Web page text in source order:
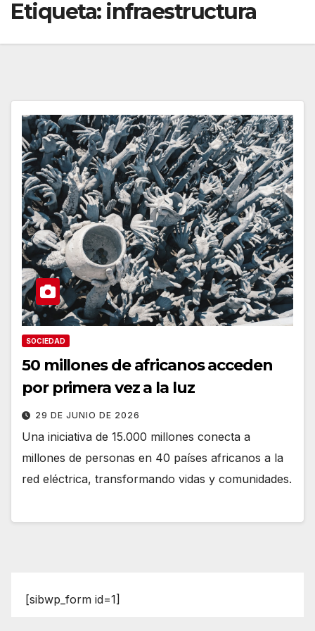
Etiqueta: infraestructura
SOCIEDAD
50 millones de africanos acceden
por primera vez a la luz
29 DE JUNIO DE 2026
Una iniciativa de 15.000 millones conecta a
millones de personas en 40 países africanos a la
red eléctrica, transformando vidas y comunidades.
[sibwp_form id=1]